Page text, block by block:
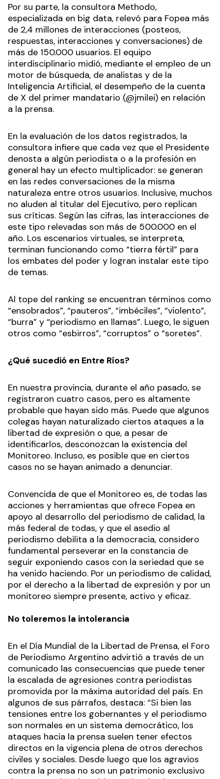
Por su parte, la consultora Methodo,
especializada en big data, relevó para Fopea más
de 2,4 millones de interacciones (posteos,
respuestas, interacciones y conversaciones) de
más de 150.000 usuarios. El equipo
interdisciplinario midió, mediante el empleo de un
motor de búsqueda, de analistas y de la
Inteligencia Artificial, el desempeño de la cuenta
de X del primer mandatario (@jmilei) en relación
a la prensa.
En la evaluación de los datos registrados, la
consultora infiere que cada vez que el Presidente
denosta a algún periodista o a la profesión en
general hay un efecto multiplicador: se generan
en las redes conversaciones de la misma
naturaleza entre otros usuarios. Inclusive, muchos
no aluden al titular del Ejecutivo, pero replican
sus críticas. Según las cifras, las interacciones de
este tipo relevadas son más de 500.000 en el
año. Los escenarios virtuales, se interpreta,
terminan funcionando como “tierra fértil” para
los embates del poder y logran instalar este tipo
de temas.
Al tope del ranking se encuentran términos como
“ensobrados”, “pauteros”, “imbéciles”, “violento”,
“burra” y “periodismo en llamas”. Luego, le siguen
otros como “esbirros”, “corruptos” o “soretes”.
¿Qué sucedió en Entre Ríos?
En nuestra provincia, durante el año pasado, se
registraron cuatro casos, pero es altamente
probable que hayan sido más. Puede que algunos
colegas hayan naturalizado ciertos ataques a la
libertad de expresión o que, a pesar de
identificarlos, desconozcan la existencia del
Monitoreo. Incluso, es posible que en ciertos
casos no se hayan animado a denunciar.
Convencida de que el Monitoreo es, de todas las
acciones y herramientas que ofrece Fopea en
apoyo al desarrollo del periodismo de calidad, la
más federal de todas, y que el asedio al
periodismo debilita a la democracia, considero
fundamental perseverar en la constancia de
seguir exponiendo casos con la seriedad que se
ha venido haciendo. Por un periodismo de calidad,
por el derecho a la libertad de expresión y por un
monitoreo siempre presente, activo y eficaz.
No toleremos la intolerancia
En el Día Mundial de la Libertad de Prensa, el Foro
de Periodismo Argentino advirtió a través de un
comunicado las consecuencias que puede tener
la escalada de agresiones contra periodistas
promovida por la máxima autoridad del país. En
algunos de sus párrafos, destaca: “Si bien las
tensiones entre los gobernantes y el periodismo
son normales en un sistema democrático, los
ataques hacia la prensa suelen tener efectos
directos en la vigencia plena de otros derechos
civiles y sociales. Desde luego que los agravios
contra la prensa no son un patrimonio exclusivo